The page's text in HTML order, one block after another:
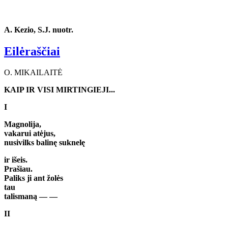
A. Kezio, S.J. nuotr.
Eilėraščiai
O. MIKAILAITĖ
KAIP IR VISI MIRTINGIEJI...
I
Magnolija,
vakarui atėjus,
nusivilks balinę suknelę
ir išeis.
Prašiau.
Paliks ji ant žolės
tau
talismaną — —
II